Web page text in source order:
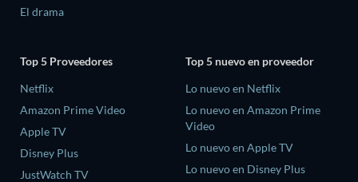
El drama
Top 5 Proveedores
Netflix
Amazon Prime Video
Apple TV
Disney Plus
JustWatch TV
Top 5 nuevo en proveedor
Lo nuevo en Netflix
Lo nuevo en Amazon Prime
Video
Lo nuevo en Apple TV
Lo nuevo en Disney Plus